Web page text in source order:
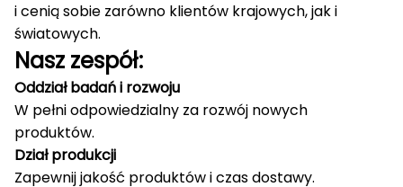
i cenią sobie zarówno klientów krajowych, jak i
światowych.
Nasz zespół:
Oddział badań i rozwoju
W pełni odpowiedzialny za rozwój nowych
produktów.
Dział produkcji
Zapewnij jakość produktów i czas dostawy.